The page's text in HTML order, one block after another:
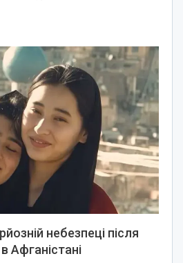
небезпеці після
Афганістані